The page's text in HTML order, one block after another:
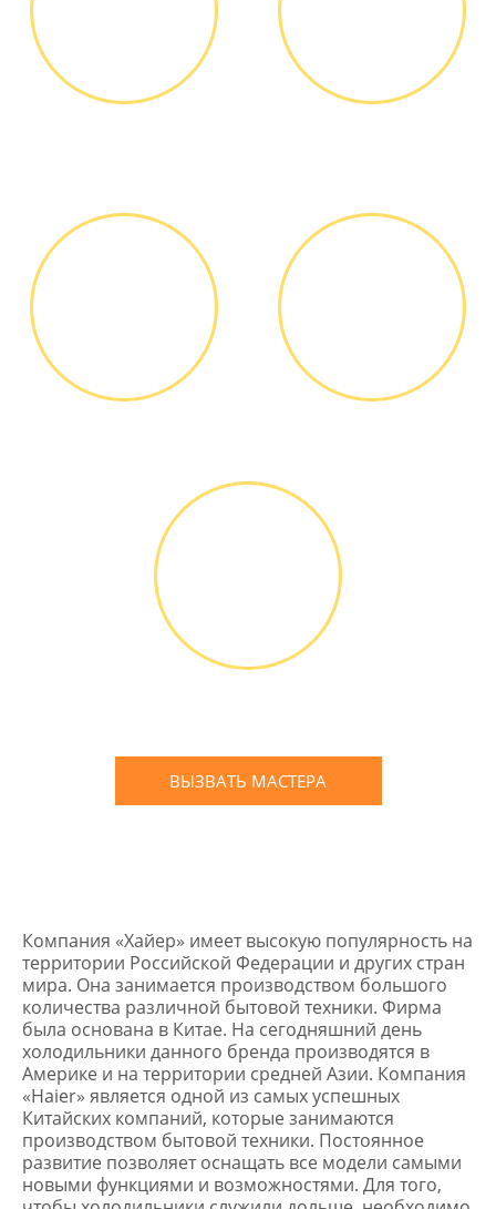
ВЫЗВАТЬ МАСТЕРА
Компания «Хайер» имеет высокую популярность на
территории Российской Федерации и других стран
мира. Она занимается производством большого
количества различной бытовой техники. Фирма
была основана в Китае. На сегодняшний день
холодильники данного бренда производятся в
Америке и на территории средней Азии. Компания
«Haier» является одной из самых успешных
Китайских компаний, которые занимаются
производством бытовой техники. Постоянное
развитие позволяет оснащать все модели самыми
новыми функциями и возможностями. Для того,